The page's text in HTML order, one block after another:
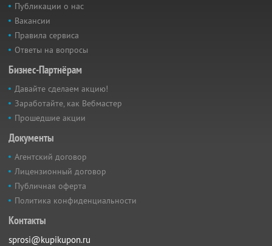
Публикации о нас
Вакансии
Правила сервиса
Ответы на вопросы
Бизнес-Партнёрам
Давайте сделаем акцию!
Заработайте, как Вебмастер
Прошедшие акции
Документы
Агентский договор
Лицензионный договор
Публичная оферта
Политика конфиденциальности
Контакты
sprosi@kupikupon.ru